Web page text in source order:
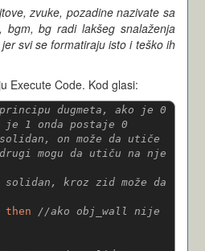
zvuke, pozadine nazivate sa
bgm, bg radi lakšeg snalaženja
svi se formatiraju isto i teško ih
Execute Code. Kod glasi:
dugmeta, ako je 0
je 1 onda postaje 0
on može da utiče
mogu da utiču na nje
kroz zid može da
then
//ako obj_wall nije